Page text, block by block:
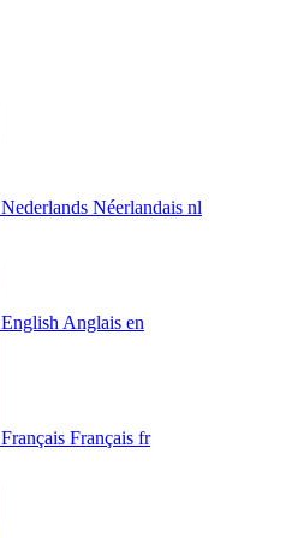
Nederlands Néerlandais nl
English Anglais en
Français Français fr